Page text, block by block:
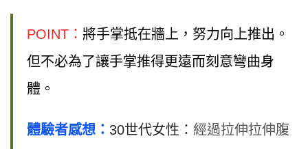
POINT： 將手掌抵在牆上，努力向上推出。
但不必為了讓手掌推得更遠而刻意彎曲身
體。
體驗者感想： 30世代女性： 經過拉伸拉伸腹